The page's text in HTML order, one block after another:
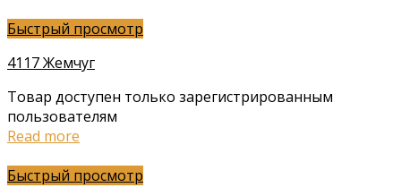
Быстрый просмотр
4117 Жемчуг
Товар доступен только зарегистрированным
пользователям
Read more
Быстрый просмотр